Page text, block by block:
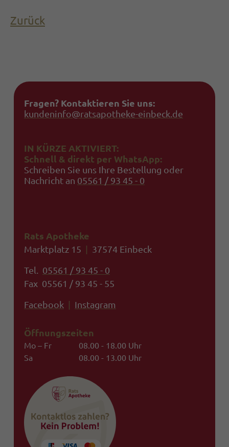
Zurück
Fragen? Kontaktieren Sie uns:
kundeninfo@ratsapotheke-einbeck.de
IN KÜRZE AKTIVIERT:
Schnell & direkt per WhatsApp:
Schreiben Sie uns Ihre Bestellung oder
Nachricht an 05561 / 93 45 - 0
Rats Apotheke
Marktplatz 15 | 37574 Einbeck
Tel. 05561 / 93 45 - 0
Fax 05561 / 93 45 - 55
Facebook | Instagram
Öffnungszeiten
Mo – Fr
08.00 - 18.00 Uhr
Sa
08.00 - 13.00 Uhr